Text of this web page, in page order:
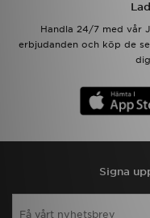
Handla 24/7 med vår
erbjudanden och köp de
Signa